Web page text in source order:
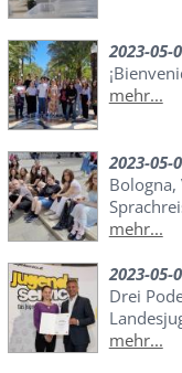
2023-05-
mehr...
2023-05-
Bologna,
mehr...
2023-05-
Drei
mehr...